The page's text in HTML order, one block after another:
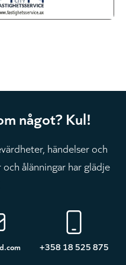
något? Kul!
händelser och
ålänningar har glädje
+358 18 525 875